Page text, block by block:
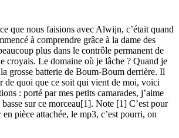
que nous faisions avec Alwijn, c’était quand
à comprendre grâce à la dame des
plus dans le contrôle permanent de
croyais. Le domaine où je lâche ? Quand je
grosse batterie de Boum-Boum derrière. Il
de quoi que ce soit qui vient de moi, voici
: porté par mes petits camarades, j’aime
sur ce morceau[1]. Note [1] C’est pour
pièce attachée, le mp3, c’est pourri, on